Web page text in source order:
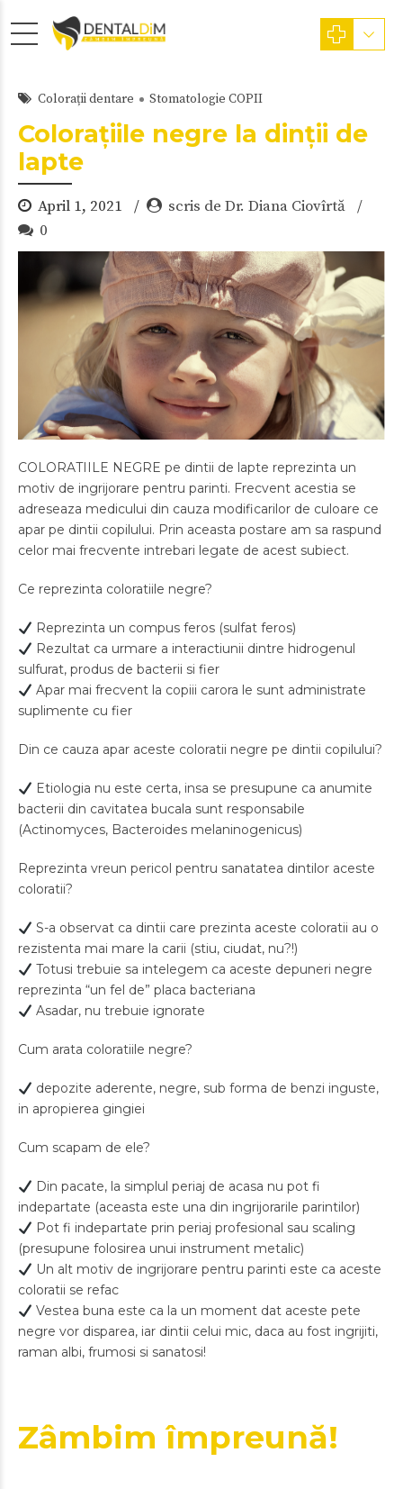
Colorații dentare Stomatologie COPII
Colorațiile negre la dinții de
lapte
April 1, 2021
scris de Dr. Diana Ciovîrtă
0
COLORATIILE NEGRE pe dintii de lapte reprezinta un
motiv de ingrijorare pentru parinti. Frecvent acestia se
adreseaza medicului din cauza modificarilor de culoare ce
apar pe dintii copilului. Prin aceasta postare am sa raspund
celor mai frecvente intrebari legate de acest subiect.
Ce reprezinta coloratiile negre?
Reprezinta un compus feros (sulfat feros)
Rezultat ca urmare a interactiunii dintre hidrogenul
sulfurat, produs de bacterii si fier
Apar mai frecvent la copiii carora le sunt administrate
suplimente cu fier
Din ce cauza apar aceste coloratii negre pe dintii copilului?
Etiologia nu este certa, insa se presupune ca anumite
bacterii din cavitatea bucala sunt responsabile
(Actinomyces, Bacteroides melaninogenicus)
Reprezinta vreun pericol pentru sanatatea dintilor aceste
coloratii?
S-a observat ca dintii care prezinta aceste coloratii au o
rezistenta mai mare la carii (stiu, ciudat, nu?!)
Totusi trebuie sa intelegem ca aceste depuneri negre
reprezinta “un fel de” placa bacteriana
Asadar, nu trebuie ignorate
Cum arata coloratiile negre?
depozite aderente, negre, sub forma de benzi inguste,
in apropierea gingiei
Cum scapam de ele?
Din pacate, la simplul periaj de acasa nu pot fi
indepartate (aceasta este una din ingrijorarile parintilor)
Pot fi indepartate prin periaj profesional sau scaling
(presupune folosirea unui instrument metalic)
Un alt motiv de ingrijorare pentru parinti este ca aceste
coloratii se refac
Vestea buna este ca la un moment dat aceste pete
negre vor disparea, iar dintii celui mic, daca au fost ingrijiti,
raman albi, frumosi si sanatosi!
Zâmbim împreună!